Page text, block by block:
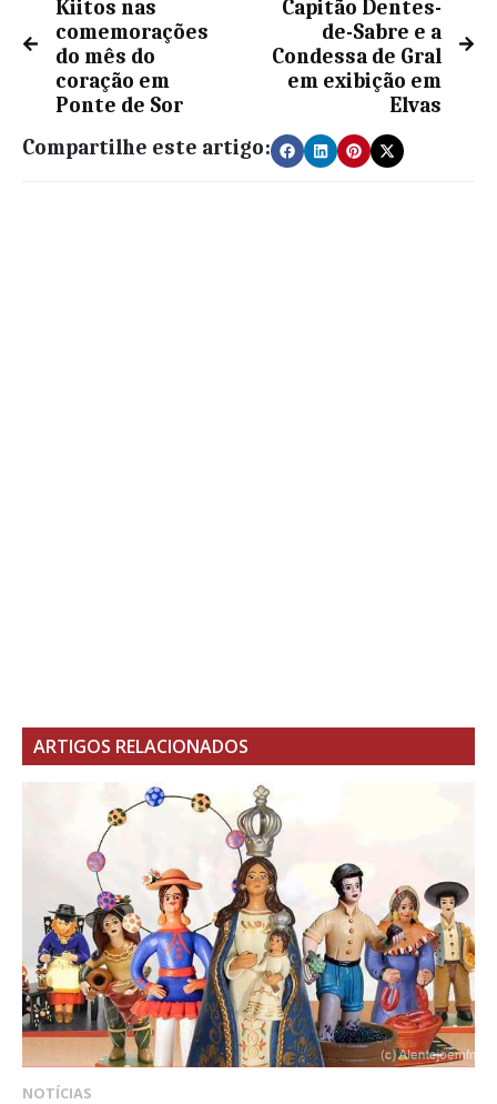
Kiitos nas
comemorações
do mês do
coração em
Ponte de Sor
Capitão Dentes-
de-Sabre e a
Condessa de Gral
em exibição em
Elvas
Compartilhe este artigo:
ARTIGOS RELACIONADOS
NOTÍCIAS